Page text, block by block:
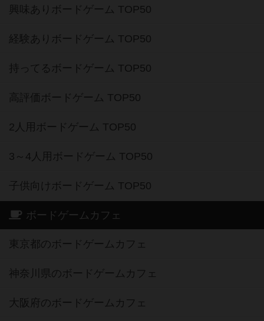
興味ありボードゲーム TOP50
経験ありボードゲーム TOP50
持ってるボードゲーム TOP50
高評価ボードゲーム TOP50
2人用ボードゲーム TOP50
3～4人用ボードゲーム TOP50
子供向けボードゲーム TOP50
ボードゲームカフェ
東京都のボードゲームカフェ
神奈川県のボードゲームカフェ
大阪府のボードゲームカフェ